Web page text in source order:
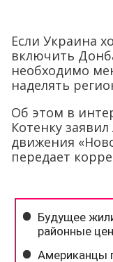
Если Украина
включить
необходимо
наделять
Об этом в
Котенку
движения
передает